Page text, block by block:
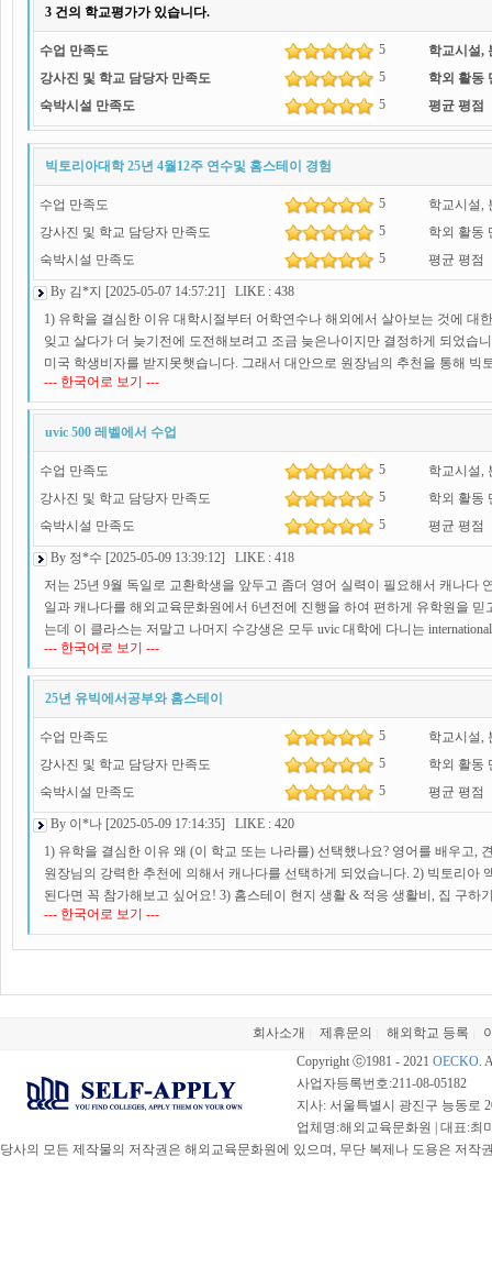
3 건의 학교평가가 있습니다.
수업 만족도 5
학교시설,
강사진 및 학교 담당자 만족도
5
학외 활동
숙박시설 만족도
5 평균 평점
빅토리아대학 25년 4월12주 연수및 홈스테이 경험
수업 만족도 5
학교시설,
강사진 및 학교 담당자 만족도
5
학외 활동
숙박시설 만족도
5 평균 평점
By 김*지 [2025-05-07 14:57:21] LIKE : 438
1) 유학을 결심한 이유 대학시절부터 어학연수나 해외에서 살아보는 것에 대
잊고 살다가 더 늦기전에 도전해보려고 조금 늦은나이지만 결정하게 되었습
미국 학생비자를 받지못햇습니다. 그래서 대안으로 원장님의 추천을 통해 빅
적한 도시보다는 조용하고 평화로운 곳을 선호하기 때문에 빅토리아 도시 자
학업 경험 ?학교 생활과 수업 방식은 어땠나요? 사실 .. 수업 방식이 처음에는
지만 저희반의 경우 선생님이 무언가를 가르치는 시간은 적고, 학생들끼리
봤자 자기 소개나 일상토크가 대부분이었어요 근데 부족한 영어를 쓰는 학생
영어공부가 되는 효과는 그 당시에는 거의 없었던거 같습니다. .. ^^ 그래도
했다가 집에와서 표현들을 찾아서 익히고 공부해서 다음번엔 그 말을 할 수
니다. 수업 분위기는 늘 좋고 금요일마다 재미있는 액티비티가 있는것도 재
g skills, pronunciation skills 등 추가 클래스들이 개설되어 있어 공부할 의지
니다. 3) 홈스테이 현지 생활 & 적응 홈스테이 아주머니께서 20년정도 홈스
말도 또박또박 해주시고 또 아주 친절하셔서 빅토리아 생활에 적응하는 데
리고 와도 된다고 하셔서 친구들을 데리고 와서 김치찌개도 먹고 삼겹살도
리아는 날씨가 너무 좋고, 어딜 가나 풍경이 너무 예뻐서 매일매일 만보이상
이라면 빅토리아대학교 어학연수 너무 만족하실 것 같아요! 4) 해외교육문화
도움이 되었던 점은 무엇인가요? 저의 경우 좋은 대학교의 어학당을 추천해
해외교육문화원 원장님의 도움이 없었으면 선택이 어려웠을 것 같습니다. 저
같아 감사드립니다!
--- 한국어로 보기 ---
uvic 500 레벨에서 수업
수업 만족도 5
학교시설,
강사진 및 학교 담당자 만족도
5
학외 활동
숙박시설 만족도
5 평균 평점
By 정*수 [2025-05-09 13:39:12] LIKE : 418
저는 25년 9월 독일로 교환학생을 앞두고 좀더 영어 실력이 필요해서 캐나다
일과 캐나다를 해외교육문화원에서 6년전에 진행을 하여 편하게 유학원을
는데 이 클라스는 저말고 나머지 수강생은 모두 uvic 대학에 다니는
는 대학교 1학년 애들이 듣는 수업이었어요.그래서 매일 에세이쓰고(600단
와서 수업을 합니다 600 만큼 500은 아카데믹이 없더라구요 근데 전 만족합
정 이런거 위주고 600에세이는 진짜 주제 주고 서론본론결론 나누고 그런거
친절하시고 집도 좋고 학교에서 가까워요. 저는 아주 만족합니다
--- 한국어로 보기 ---
25년 유빅에서공부와 홈스테이
수업 만족도 5
학교시설,
강사진 및 학교 담당자 만족도
5
학외 활동
숙박시설 만족도
5 평균 평점
By 이*나 [2025-05-09 17:14:35] LIKE : 420
1) 유학을 결심한 이유 왜 (이 학교 또는 나라를) 선택했나요? 영어를 배우고,
원장님의 강력한 추천에 의해서 캐나다를 선택하게 되었습니다. 2) 빅토리아
된다면 꼭 참가해보고 싶어요! 3) 홈스테이 현지 생활 & 적응 생활비, 집 구하
이나 이곳에 유학을 오기 위해 준비하는 다른 분들을 위해 조언 한 마디 해주
가는걸 추천합니다. atm기는 모든 돈을 20달러 지폐로 주기도 하고 수수료도
해외교육문화원을 통해 준비하면서 가장 도움이 되었던 점은 무엇인가요?
잡한 절차를 밟아야한다는 것이 막막했었는데 여기는 제가 찾아보거나 혼자
제가 꼭 가야하는 것들만 갔다왔고, 그 외의 나머지는 원장님께서 다 처리해
두려움이 있어서 이것 저것 많이 여쭤봤었는데도 하나부터 열까지 다 친절
차근차근 설명해주셔서 너무 감사했어요. 1년의 캐나다 어학연수가 끝난 이
해외교육문화원을 선택할 예정이에요!! 정말 모든 부분에서 많은 도움을 주
--- 한국어로 보기 ---
회사소개 제휴문의 해외학교 등록
Copyright ⓒ1981 - 2021 OECKO.
사업자등록번호:211-08-05182
지사: 서울특별시 광진구 능동로
업체명:해외교육문화원 | 대표:최
당사의 모든 제작물의 저작권은 해외교육문화원에 있으며, 무단 복제나 도용은 저